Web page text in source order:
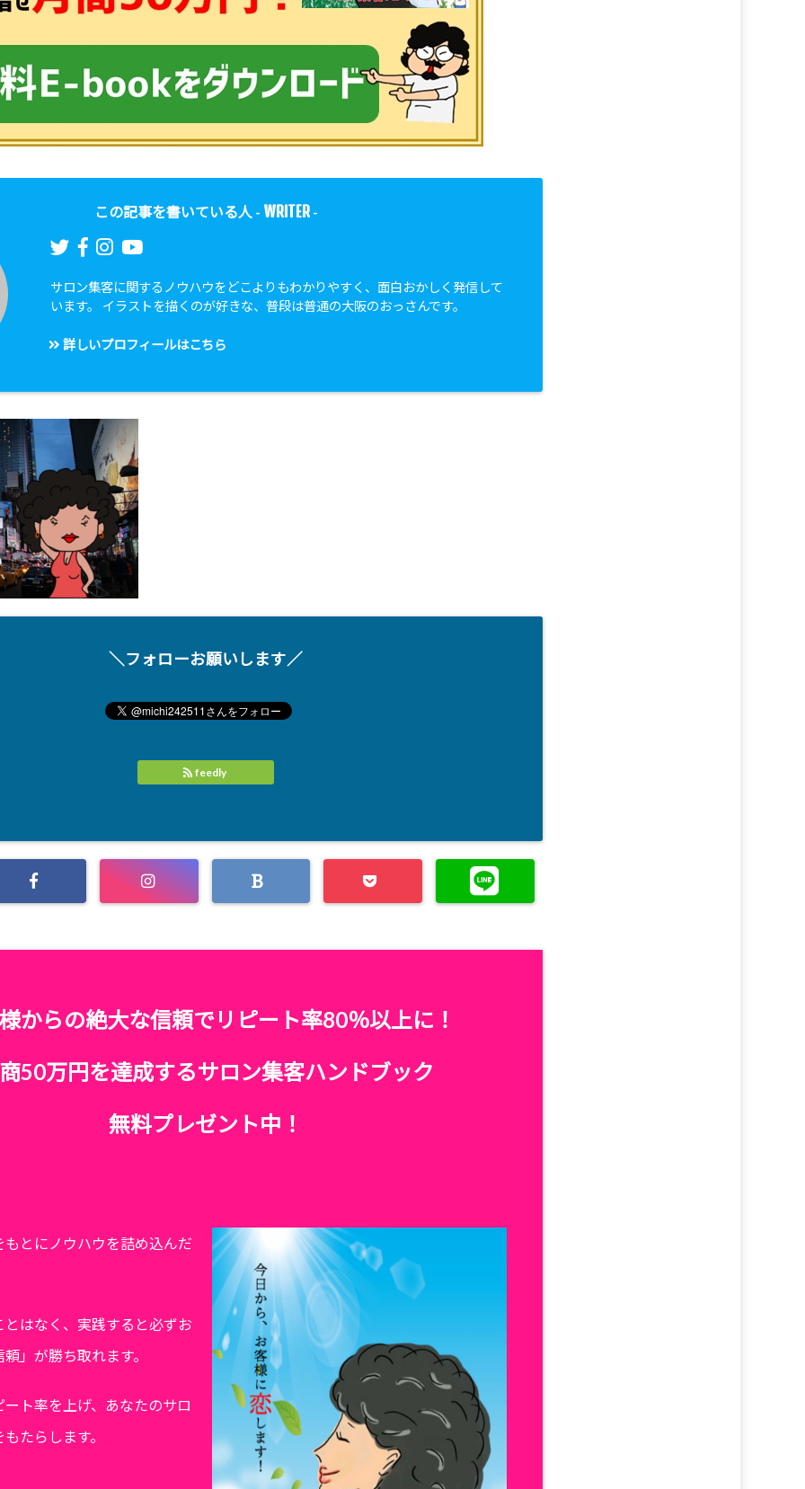
この記事を書いている人 - WRITER-
サロン集客に関するノウハウをどこよりもわかりやすく、面白おかしく発信して
います。 イラストを描くのが好きな、普段は普通の大阪のおっさんです。
詳しいプロフィールはこちら
＼フォローお願いします／
feedly
からの絶大な信頼でリピート率80％以上に！
50万円を達成するサロン集客ハンドブック
無料プレゼント中！
もとにノウハウを詰め込んだ
とはなく、実践すると必ずお
」が勝ち取れます。
ト率を上げ、あなたのサロ
たらします。